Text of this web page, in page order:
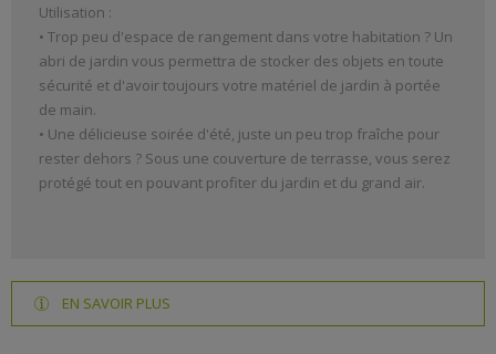
Utilisation :
• Trop peu d'espace de rangement dans votre habitation ? Un
abri de jardin vous permettra de stocker des objets en toute
sécurité et d'avoir toujours votre matériel de jardin à portée
de main.
• Une délicieuse soirée d'été, juste un peu trop fraîche pour
rester dehors ? Sous une couverture de terrasse, vous serez
protégé tout en pouvant profiter du jardin et du grand air.
EN SAVOIR PLUS